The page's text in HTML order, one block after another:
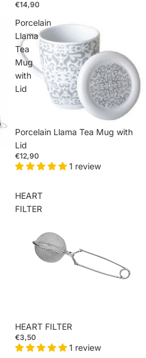
€14,90
Porcelain
Llama
Tea
Mug
with
Lid
Porcelain Llama Tea Mug with
Lid
€12,90
1 review
HEART
FILTER
HEART FILTER
€3,50
1 review